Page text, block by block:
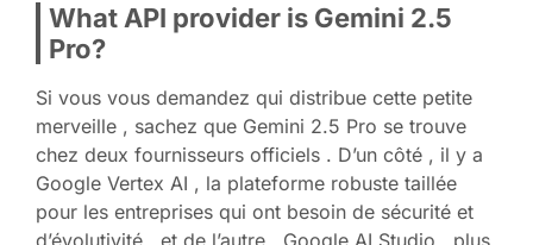
What API provider is Gemini 2.5
Pro?
Si vous vous demandez qui distribue cette petite
merveille , sachez que Gemini 2.5 Pro se trouve
chez deux fournisseurs officiels . D’un côté , il y a
Google Vertex AI , la plateforme robuste taillée
pour les entreprises qui ont besoin de sécurité et